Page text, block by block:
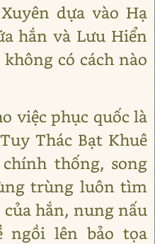
dựa vào Hạ
hắn và Lưu Hiển
có cách nào
việc phục quốc là
Thác Bạt Khuê
thống, song
trùng luôn tìm
hắn, nung nấu
ngồi lên bảo tọa